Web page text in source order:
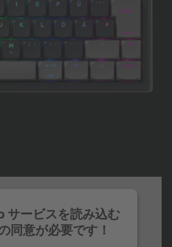
サービスを読み込む
同意が必要です！